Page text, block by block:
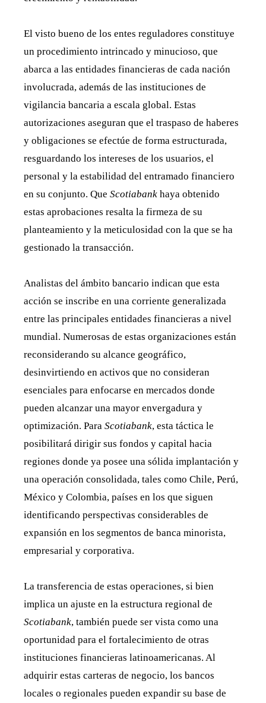
El visto bueno de los entes reguladores constituye
un procedimiento intrincado y minucioso, que
abarca a las entidades financieras de cada nación
involucrada, además de las instituciones de
vigilancia bancaria a escala global. Estas
autorizaciones aseguran que el traspaso de haberes
y obligaciones se efectúe de forma estructurada,
resguardando los intereses de los usuarios, el
personal y la estabilidad del entramado financiero
en su conjunto. Que Scotiabank haya obtenido
estas aprobaciones resalta la firmeza de su
planteamiento y la meticulosidad con la que se ha
gestionado la transacción.
Analistas del ámbito bancario indican que esta
acción se inscribe en una corriente generalizada
entre las principales entidades financieras a nivel
mundial. Numerosas de estas organizaciones están
reconsiderando su alcance geográfico,
desinvirtiendo en activos que no consideran
esenciales para enfocarse en mercados donde
pueden alcanzar una mayor envergadura y
optimización. Para Scotiabank, esta táctica le
posibilitará dirigir sus fondos y capital hacia
regiones donde ya posee una sólida implantación y
una operación consolidada, tales como Chile, Perú,
México y Colombia, países en los que siguen
identificando perspectivas considerables de
expansión en los segmentos de banca minorista,
empresarial y corporativa.
La transferencia de estas operaciones, si bien
implica un ajuste en la estructura regional de
Scotiabank, también puede ser vista como una
oportunidad para el fortalecimiento de otras
instituciones financieras latinoamericanas. Al
adquirir estas carteras de negocio, los bancos
locales o regionales pueden expandir su base de